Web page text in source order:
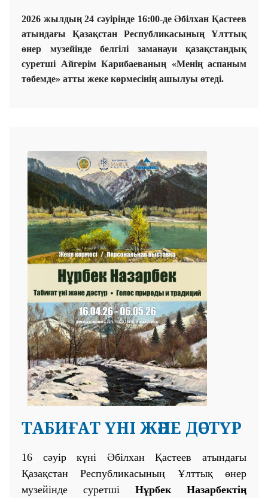
2026 жылдың 24 сәуірінде 16:00-де Әбілхан Қастеев
атындағы Қазақстан Республикасының Ұлттық
өнер музейінде белгілі заманауи қазақстандық
суретші Айгерім Карибаеваның «Менің аспаным
төбемде» атты жеке көрмесінің ашылуы өтеді.
ТАБИҒАТ ҮНІ ЖӘНЕ ДӘСТҮР
16 сәуір күні Әбілхан Қастеев атындағы
Қазақстан Республикасының Ұлттық өнер
музейінде суретші Нұрбек Назарбектің